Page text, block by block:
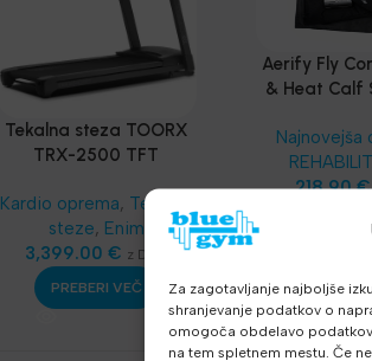
Za zagotavljanje najboljše
shranjevanje podatkov o
omogoča obdelavo
na tem spletnem mestu. Če
Tekalna steza TOORX
TRX-2500 TFT
Kardio oprema, Tekalne
steze, Enim
3,399.00 € z DDV
PREBERI VEČ
Aerify Fly
& Heat Calf
listove s
Najnovejša
218.90€
PREBERI